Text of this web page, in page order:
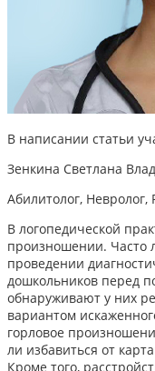
В написании статьи
Зенкина Светлана
Абилитолог, Невролог,
В логопедической
произношении. Часто
проведении
дошкольников перед
обнаруживают у них
вариантом
горловое
ли избавиться от
Кроме того,